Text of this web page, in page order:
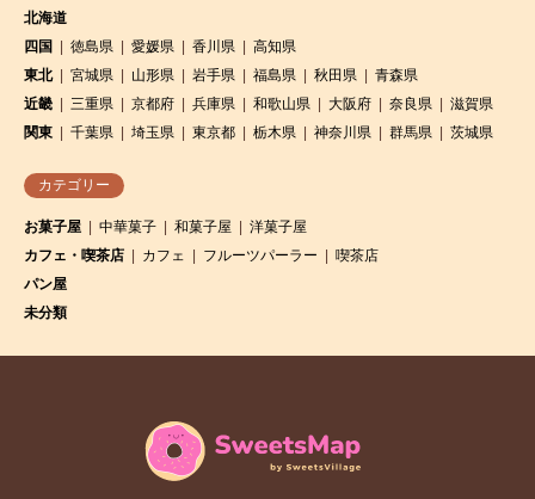
北海道
四国
徳島県 愛媛県 香川県
高知県
東北
宮城県 山形県 岩手県 福島県 秋田県
青森県
近畿
三重県 京都府 兵庫県 和歌山県 大阪府 奈良県
滋賀県
関東
千葉県 埼玉県 東京都 栃木県 神奈川県 群馬県 茨城県
カテゴリー
お菓子屋 中華菓子 和菓子屋
洋菓子屋
カフェ・喫茶店
カフェ フルーツパーラー
喫茶店
パン屋
未分類